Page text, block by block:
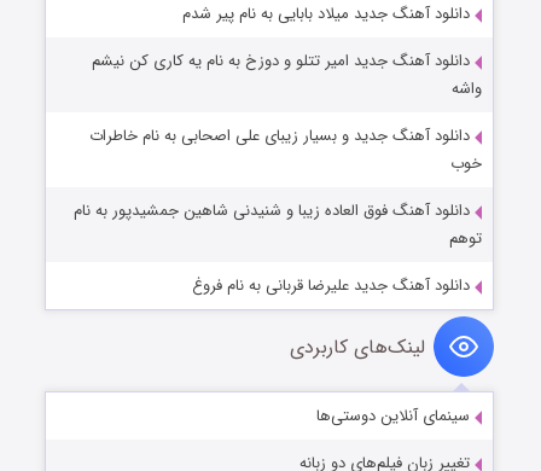
دانلود آهنگ جدید میلاد بابایی به نام پیر شدم
دانلود آهنگ جدید امیر تتلو و دوزخ به نام یه کاری کن نیشم
واشه
دانلود آهنگ جدید و بسیار زیبای علی اصحابی به نام خاطرات
خوب
دانلود آهنگ فوق العاده زیبا و شنیدنی شاهین جمشیدپور به نام
توهم
دانلود آهنگ جدید علیرضا قربانی به نام فروغ
لینک‌های کاربردی
سینمای آنلاین دوستی‌ها
تغییر زبان فیلم‌های دو زبانه